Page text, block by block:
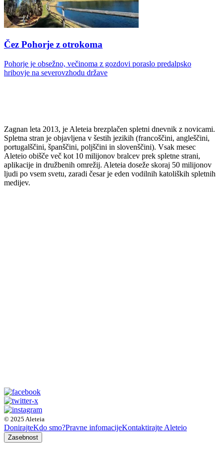
Čez Pohorje z otrokoma
Pohorje je obsežno, večinoma z gozdovi poraslo predalpsko
hribovje na severovzhodu države
Zagnan leta 2013, je Aleteia brezplačen spletni dnevnik z novicami.
Spletna stran je objavljena v šestih jezikih (francoščini, angleščini,
portugalščini, španščini, poljščini in slovenščini). Vsak mesec
Aleteio obišče več kot 10 milijonov bralcev prek spletne strani,
aplikacije in družbenih omrežij. Aleteia doseže skoraj 50 milijonov
ljudi po vsem svetu, zaradi česar je eden vodilnih katoliških spletnih
medijev.
© 2025 Aleteia
DonirajteKdo smo?Pravne infomacijeKontaktirajte Aleteio
Zasebnost